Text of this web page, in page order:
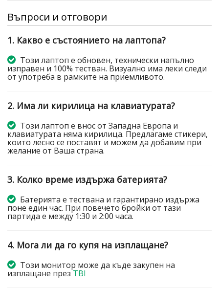
Въпроси и отговори
1. Какво е състоянието на лаптопа?
Този лаптоп е обновен, технически напълно
изправен и 100% тестван. Визуално има леки следи
от употреба в рамките на приемливото.
2. Има ли кирилица на клавиатурата?
Този лаптоп е внос от Западна Европа и
клавиатурата няма кирилица. Предлагаме стикери,
които лесно се поставят и можем да добавим при
желание от Ваша страна.
3. Колко време издържа батерията?
Батерията е тествана и гарантирано издържа
поне един час. При повечето бройки от тази
партида е между 1:30 и 2:00 часа.
4. Мога ли да го купя на изплащане?
Този монитор може да къде закупен на
изплащане презTBI